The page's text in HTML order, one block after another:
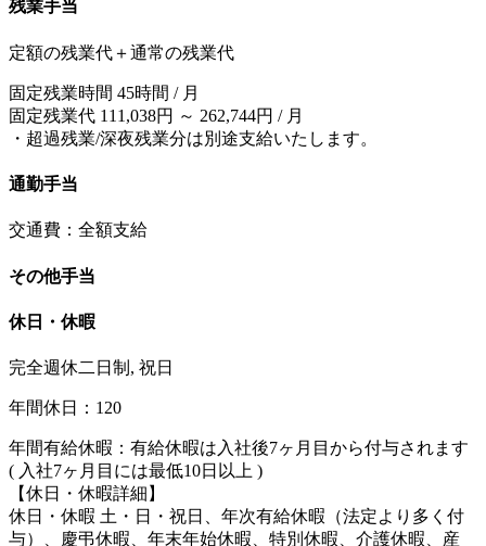
残業手当
定額の残業代＋通常の残業代
固定残業時間 45時間 / 月
固定残業代 111,038円 ～ 262,744円 / 月
・超過残業/深夜残業分は別途支給いたします。
通勤手当
交通費：全額支給
その他手当
休日・休暇
完全週休二日制, 祝日
年間休日：120
年間有給休暇：有給休暇は入社後7ヶ月目から付与されます
( 入社7ヶ月目には最低10日以上 )
【休日・休暇詳細】
休日・休暇 土・日・祝日、年次有給休暇（法定より多く付
与）、慶弔休暇、年末年始休暇、特別休暇、介護休暇、産